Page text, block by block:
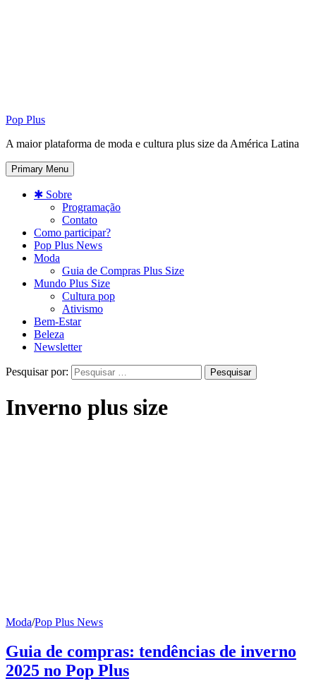
Pop Plus
A maior plataforma de moda e cultura plus size da América Latina
Primary Menu
✱ Sobre
Programação
Contato
Como participar?
Pop Plus News
Moda
Guia de Compras Plus Size
Mundo Plus Size
Cultura pop
Ativismo
Bem-Estar
Beleza
Newsletter
Pesquisar por:
Inverno plus size
Moda/Pop Plus News
Guia de compras: tendências de inverno
2025 no Pop Plus